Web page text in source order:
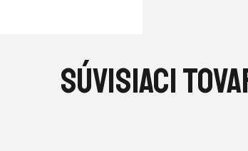
SÚVISIACI